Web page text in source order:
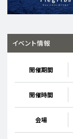
イベント情報
開催期間
開催時間
会場